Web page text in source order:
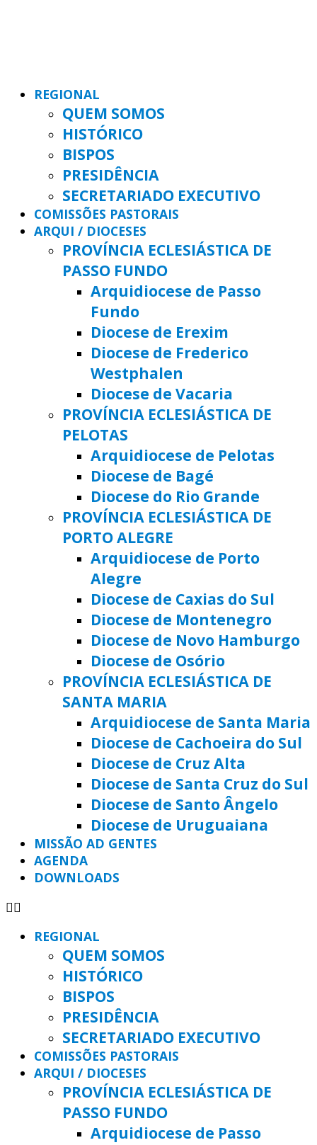
REGIONAL
QUEM SOMOS
HISTÓRICO
BISPOS
PRESIDÊNCIA
SECRETARIADO EXECUTIVO
COMISSÕES PASTORAIS
ARQUI / DIOCESES
PROVÍNCIA ECLESIÁSTICA DE
PASSO FUNDO
Arquidiocese de Passo
Fundo
Diocese de Erexim
Diocese de Frederico
Westphalen
Diocese de Vacaria
PROVÍNCIA ECLESIÁSTICA DE
PELOTAS
Arquidiocese de Pelotas
Diocese de Bagé
Diocese do Rio Grande
PROVÍNCIA ECLESIÁSTICA DE
PORTO ALEGRE
Arquidiocese de Porto
Alegre
Diocese de Caxias do Sul
Diocese de Montenegro
Diocese de Novo Hamburgo
Diocese de Osório
PROVÍNCIA ECLESIÁSTICA DE
SANTA MARIA
Arquidiocese de Santa Maria
Diocese de Cachoeira do Sul
Diocese de Cruz Alta
Diocese de Santa Cruz do Sul
Diocese de Santo Ângelo
Diocese de Uruguaiana
MISSÃO AD GENTES
AGENDA
DOWNLOADS
REGIONAL
QUEM SOMOS
HISTÓRICO
BISPOS
PRESIDÊNCIA
SECRETARIADO EXECUTIVO
COMISSÕES PASTORAIS
ARQUI / DIOCESES
PROVÍNCIA ECLESIÁSTICA DE
PASSO FUNDO
Arquidiocese de Passo